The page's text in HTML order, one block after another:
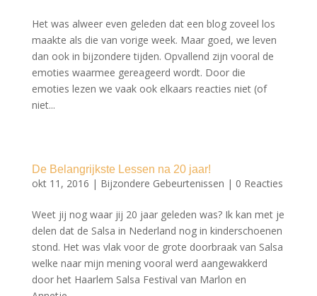
Het was alweer even geleden dat een blog zoveel los
maakte als die van vorige week. Maar goed, we leven
dan ook in bijzondere tijden. Opvallend zijn vooral de
emoties waarmee gereageerd wordt. Door die
emoties lezen we vaak ook elkaars reacties niet (of
niet...
De Belangrijkste Lessen na 20 jaar!
okt 11, 2016 | Bijzondere Gebeurtenissen | 0 Reacties
Weet jij nog waar jij 20 jaar geleden was? Ik kan met je
delen dat de Salsa in Nederland nog in kinderschoenen
stond. Het was vlak voor de grote doorbraak van Salsa
welke naar mijn mening vooral werd aangewakkerd
door het Haarlem Salsa Festival van Marlon en